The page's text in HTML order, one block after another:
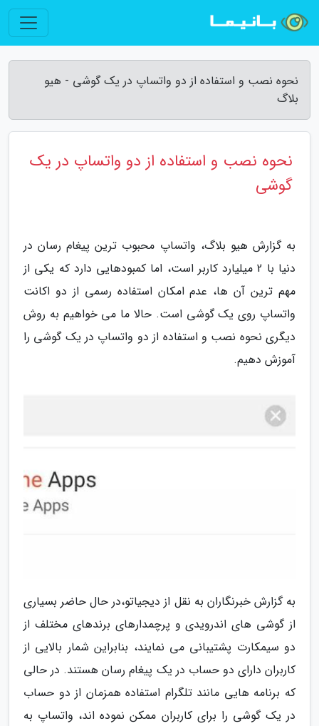
نحوه نصب و استفاده از دو واتساپ در یک گوشی - هیو
بلاگ
نحوه نصب و استفاده از دو واتساپ در یک
گوشی
به گزارش هیو بلاگ، واتساپ محبوب ترین پیغام رسان در
دنیا با 2 میلیارد کاربر است، اما کمبودهایی دارد که یکی از
مهم ترین آن ها، عدم امکان استفاده رسمی از دو اکانت
واتساپ روی یک گوشی است. حالا ما می خواهیم به روش
دیگری نحوه نصب و استفاده از دو واتساپ در یک گوشی را
آموزش دهیم.
به گزارش خبرنگاران به نقل از دیجیاتو،در حال حاضر بسیاری
از گوشی های اندرویدی و پرچمدارهای برندهای مختلف از
دو سیمکارت پشتیبانی می نمایند، بنابراین شمار بالایی از
کاربران دارای دو حساب در یک پیغام رسان هستند. در حالی
که برنامه هایی مانند تلگرام استفاده همزمان از دو حساب
در یک گوشی را برای کاربران ممکن نموده اند، واتساپ به